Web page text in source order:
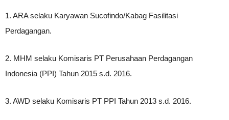
1. ARA selaku Karyawan Sucofindo/Kabag Fasilitasi
Perdagangan.
2. MHM selaku Komisaris PT Perusahaan Perdagangan
Indonesia (PPI) Tahun 2015 s.d. 2016.
3. AWD selaku Komisaris PT PPI Tahun 2013 s.d. 2016.